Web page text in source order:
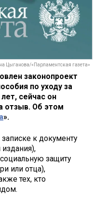
Цыганова/«Парламентская газета»
законопроект
по уходу за
сейчас он
отзыв. Об этом
».
к документу
защиту
или отца),
тех, кто